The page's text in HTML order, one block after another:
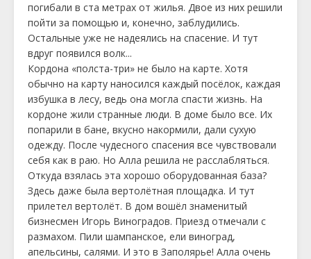
погибали в ста метрах от жилья. Двое из них решили
пойти за помощью и, конечно, заблудились.
Остальные уже не надеялись на спасение. И тут
вдруг появился волк...
Кордона «полста-три» не было на карте. Хотя
обычно на карту наносился каждый посёлок, каждая
избушка в лесу, ведь она могла спасти жизнь. На
кордоне жили странные люди. В доме было все. Их
попарили в бане, вкусно накормили, дали сухую
одежду. После чудесного спасения все чувствовали
себя как в раю. Но Алла решила не расслабляться.
Откуда взялась эта хорошо оборудованная база?
Здесь даже была вертолётная площадка. И тут
прилетел вертолёт. В дом вошёл знаменитый
бизнесмен Игорь Виноградов. Приезд отмечали с
размахом. Пили шампанское, ели виноград,
апельсины, салями. И это в Заполярье! Алла очень